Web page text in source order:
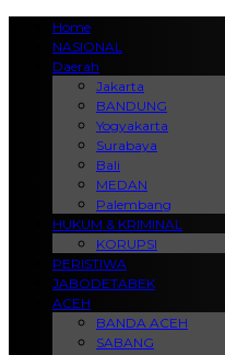
Home
NASIONAL
Daerah
Jakarta
BANDUNG
Yogyakarta
Surabaya
Bali
MEDAN
Palembang
HUKUM & KRIMINAL
KORUPSI
PERISTIWA
JABODETABEK
ACEH
BANDA ACEH
SABANG